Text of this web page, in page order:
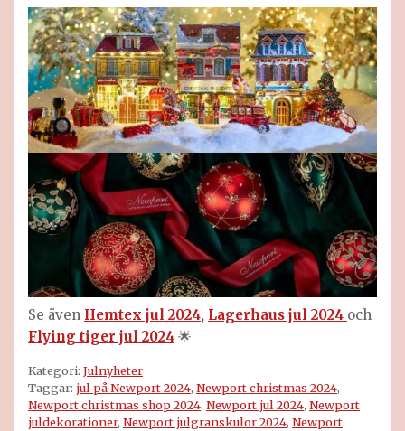
Se även Hemtex jul 2024, Lagerhaus jul 2024 och
Flying tiger jul 2024 🌟
Kategori: Julnyheter
Taggar: jul på Newport 2024, Newport christmas 2024,
Newport christmas shop 2024, Newport jul 2024, Newport
juldekorationer, Newport julgranskulor 2024, Newport